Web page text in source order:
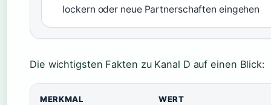
lockern oder neue Partnerschaften eingehen
Die wichtigsten Fakten zu Kanal D auf einen Blick:
MERKMAL WERT